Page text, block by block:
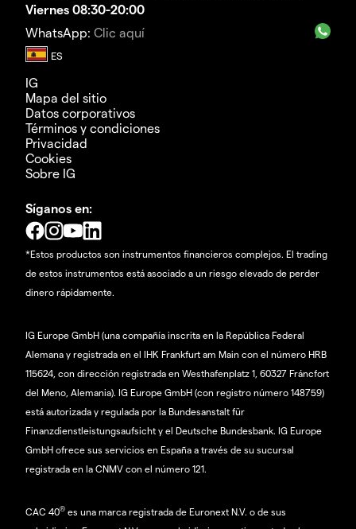
Viernes 08:30-20:00
WhatsApp: Clic aquí
IG
Mapa del sitio
Datos corporativos
Términos y condiciones
Privacidad
Cookies
Sobre IG
Síganos en:
*Estos productos son instrumentos financieros complejos. El trading
de estos instrumentos está asociado a un riesgo elevado de perder
dinero rápidamente.
IG Europe GmbH (una compañía inscrita en la República Federal
Alemana y registrada en el IHK Frankfurt am Main con el número HRB
115624, con dirección registrada en Westhafenplatz 1, 60327 Fráncfort
del Meno, Alemania). IG Europe GmbH (con registro número 148759)
está autorizada y regulada por la Bundesanstalt für
Finanzdienstleistungsaufsicht y el Deutsche Bundesbank. IG Europe
GmbH ofrece sus servicios en España a través de su sucursal
registrada en la CNMV con el número 121.
CAC 40® es una marca registrada de Euronext N.V. o de sus